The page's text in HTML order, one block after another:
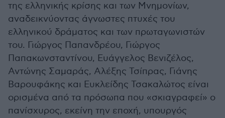
της ελληνικής κρίσης και των Μνημονίων,
αναδεικνύοντας άγνωστες πτυχές του
ελληνικού δράματος και των πρωταγωνιστών
του. Γιώργος Παπανδρέου, Γιώργος
Παπακωνσταντίνου, Ευάγγελος Βενιζέλος,
Αντώνης Σαμαράς, Αλέξης Τσίπρας, Γιάνης
Βαρουφάκης και Ευκλείδης Τσακαλώτος είναι
ορισμένα από τα πρόσωπα που «σκιαγραφεί» ο
πανίσχυρος, εκείνη την εποχή, υπουργός